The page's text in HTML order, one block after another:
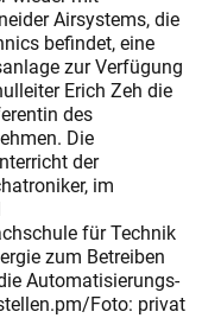
Airsystems, die
befindet, eine
zur Verfügung
Erich Zeh die
des
Die
der
im
für Technik
zum Betreiben
Automatisierungs-
Foto: privat